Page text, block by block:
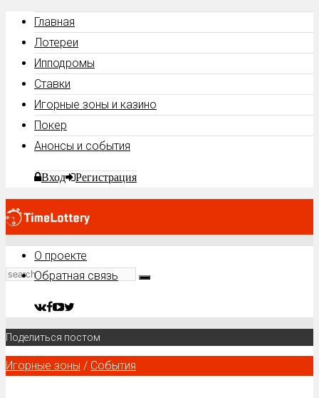
Главная
Лотереи
Ипподромы
Ставки
Игорные зоны и казино
Покер
Анонсы и события
Вход Регистрация
О проекте
Обратная связь
Поделиться постом
Игорные зоны / События